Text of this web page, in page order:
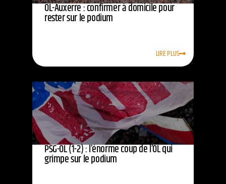
OL-Auxerre : confirmer à domicile pour
rester sur le podium
LIRE PLUS
PSG-OL (1-2) : l’énorme coup de l’OL qui
grimpe sur le podium